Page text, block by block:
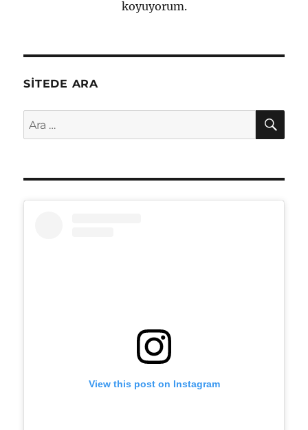
koyuyorum.
SITEDE ARA
Ara:
View this post on Instagram